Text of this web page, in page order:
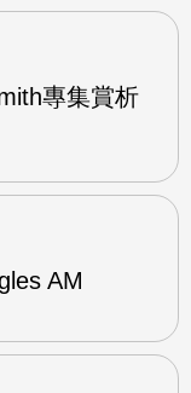
專集賞析
AM